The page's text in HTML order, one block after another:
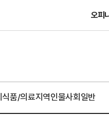
오피
식품/의료지역인물사회일반